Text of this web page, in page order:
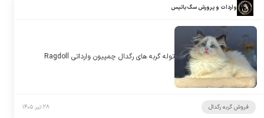
واردات و پرورش سگ باتیس
توله گربه های رگدال چمپیون وارداتی Ragdoll
فروش گربه رگدال ۲۸ تیر ۱۴۰۵